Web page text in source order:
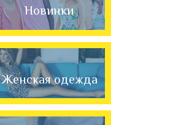
Новинки
Женская одежда